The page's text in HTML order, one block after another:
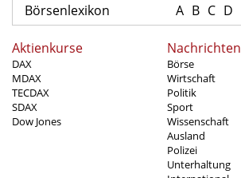
Börsenlexikon A B C D
Aktienkurse
DAX
MDAX
TECDAX
SDAX
Dow Jones
Nachrichten
Börse
Wirtschaft
Politik
Sport
Wissenschaft
Ausland
Polizei
Unterhaltung